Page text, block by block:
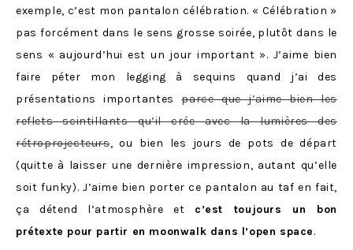
exemple, c’est mon pantalon célébration. « Célébration »
pas forcément dans le sens grosse soirée, plutôt dans le
sens « aujourd’hui est un jour important ». J’aime bien
faire péter mon legging à sequins quand j’ai des
présentations importantesparce que j’aime bien les
reflets scintillants qu’il crée avec la lumières des
rétroprojecteurs, ou bien les jours de pots de départ
(quitte à laisser une dernière impression, autant qu’elle
soit funky). J’aime bien porter ce pantalon au taf en fait,
ça détend l’atmosphère et c’est toujours un bon
prétexte pour partir en moonwalk dans l’open space.